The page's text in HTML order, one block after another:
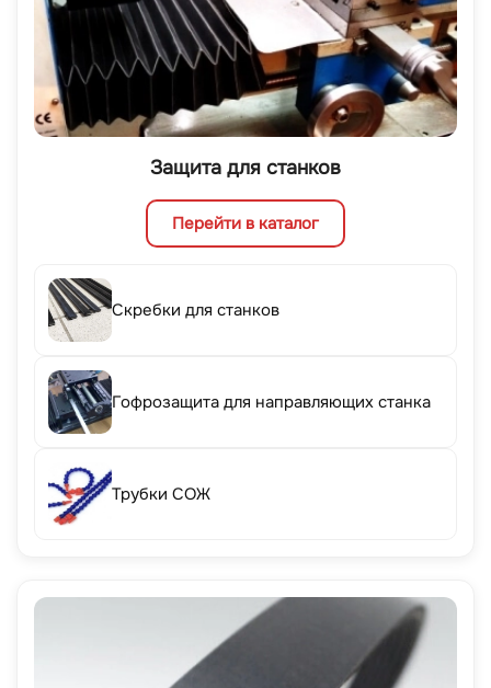
Защита для станков
Перейти в каталог
Скребки для станков
Гофрозащита для направляющих станка
Трубки СОЖ